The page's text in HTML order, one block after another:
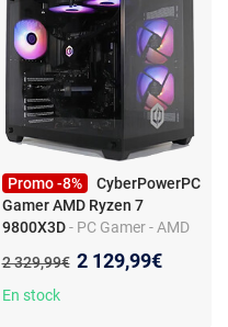
Promo -8%
CyberPowerPC
Gamer AMD Ryzen 7
9800X3D - PC Gamer - AMD
RTX 5070 Ti - 32Go DDR5 -
1To SSD M.2 - Windows 11
Ancien prix :
2 329,99€ Nouveau prix :
2 129,99€
En stock